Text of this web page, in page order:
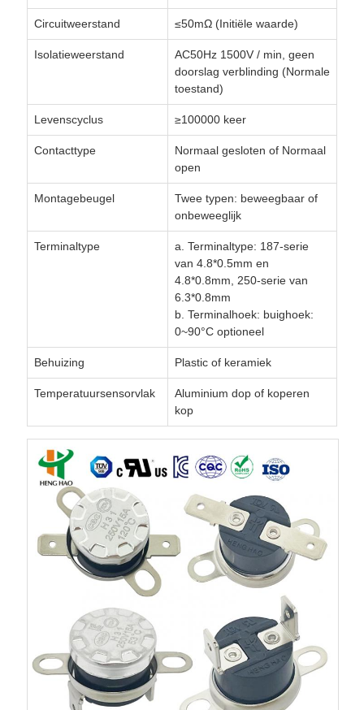
Circuitweerstand ≤50mΩ (Initiële waarde)
Isolatieweerstand
AC50Hz 1500V / min, geen
doorslag verblinding (Normale
toestand)
Levenscyclus ≥100000 keer
Contacttype
Normaal gesloten of Normaal
open
Montagebeugel
Twee typen: beweegbaar of
onbeweeglijk
Terminaltype
a. Terminaltype: 187-serie
van 4.8*0.5mm en
4.8*0.8mm, 250-serie van
6.3*0.8mm
b. Terminalhoek: buighoek:
0~90°C optioneel
Behuizing Plastic of keramiek
Temperatuursensorvlak
Aluminium dop of koperen
kop